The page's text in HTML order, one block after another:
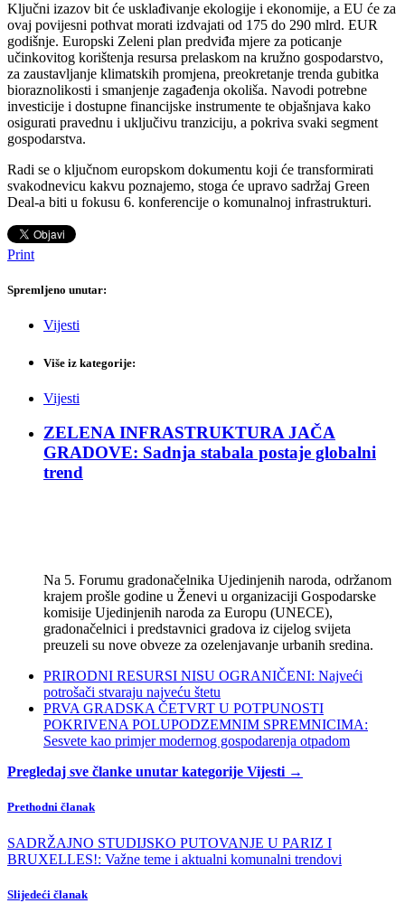
Ključni izazov bit će usklađivanje ekologije i ekonomije, a EU će za
ovaj povijesni pothvat morati izdvajati od 175 do 290 mlrd. EUR
godišnje. Europski Zeleni plan predviđa mjere za poticanje
učinkovitog korištenja resursa prelaskom na kružno gospodarstvo,
za zaustavljanje klimatskih promjena, preokretanje trenda gubitka
bioraznolikosti i smanjenje zagađenja okoliša. Navodi potrebne
investicije i dostupne financijske instrumente te objašnjava kako
osigurati pravednu i uključivu tranziciju, a pokriva svaki segment
gospodarstva.
Radi se o ključnom europskom dokumentu koji će transformirati
svakodnevicu kakvu poznajemo, stoga će upravo sadržaj Green
Deal-a biti u fokusu 6. konferencije o komunalnoj infrastrukturi.
Print
Spremljeno unutar:
Vijesti
Više iz kategorije:
Vijesti
ZELENA INFRASTRUKTURA JAČA
GRADOVE: Sadnja stabala postaje globalni
trend
Na 5. Forumu gradonačelnika Ujedinjenih naroda, održanom
krajem prošle godine u Ženevi u organizaciji Gospodarske
komisije Ujedinjenih naroda za Europu (UNECE),
gradonačelnici i predstavnici gradova iz cijelog svijeta
preuzeli su nove obveze za ozelenjavanje urbanih sredina.
PRIRODNI RESURSI NISU OGRANIČENI: Najveći
potrošači stvaraju najveću štetu
PRVA GRADSKA ČETVRT U POTPUNOSTI
POKRIVENA POLUPODZEMNIM SPREMNICIMA:
Sesvete kao primjer modernog gospodarenja otpadom
Pregledaj sve članke unutar kategorije Vijesti →
Prethodni članak
SADRŽAJNO STUDIJSKO PUTOVANJE U PARIZ I
BRUXELLES!: Važne teme i aktualni komunalni trendovi
Slijedeći članak